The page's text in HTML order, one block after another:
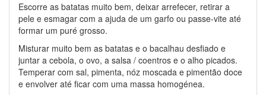
Escorre as batatas muito bem, deixar arrefecer, retirar a
pele e esmagar com a ajuda de um garfo ou passe-vite até
formar um puré grosso.
Misturar muito bem as batatas e o bacalhau desfiado e
juntar a cebola, o ovo, a salsa / coentros e o alho picados.
Temperar com sal, pimenta, nóz moscada e pimentão doce
e envolver até ficar com uma massa homogénea.